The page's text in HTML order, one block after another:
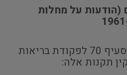
(הודעות על מחלות
בתוקף סמכותי לפי סעיף 70 לפקודת בריאות